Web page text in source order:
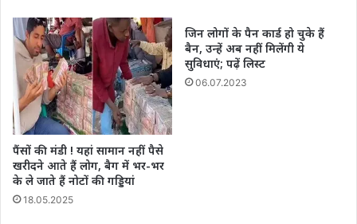
पैंसों की मंडी ! यहां सामान नहीं पैसे
खरीदने आते हैं लोग, बैग में भर-भर
के ले जाते हैं नोटों की गड्डियां
18.05.2025
जिन लोगों के पैन कार्ड हो चुके हैं
बैन, उन्हें अब नहीं मिलेंगी ये
सुविधाएं; पढ़ें लिस्ट
06.07.2023